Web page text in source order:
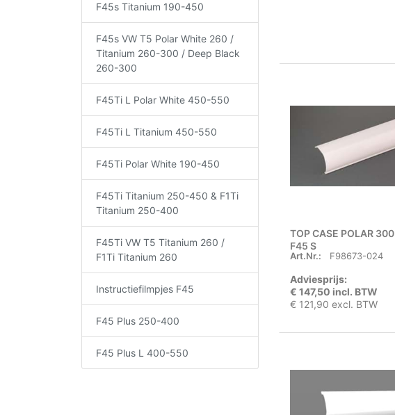
F45s Titanium 190-450
F45s VW T5 Polar White 260 /
Titanium 260-300 / Deep Black
260-300
F45Ti L Polar White 450-550
F45Ti L Titanium 450-550
F45Ti Polar White 190-450
F45Ti Titanium 250-450 & F1Ti
Titanium 250-400
F45Ti VW T5 Titanium 260 /
F1Ti Titanium 260
Instructiefilmpjes F45
F45 Plus 250-400
F45 Plus L 400-550
TOP CASE POLAR 300
F45 S
Art.Nr.: F98673-024
Adviesprijs:
€ 147,50 incl. BTW
€ 121,90 excl. BTW